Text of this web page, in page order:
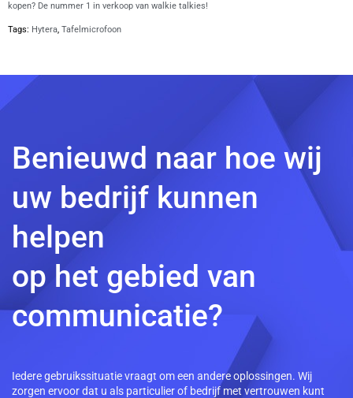
kopen? De nummer 1 in verkoop van walkie talkies!
Tags: Hytera, Tafelmicrofoon
Benieuwd naar hoe wij
uw bedrijf kunnen
helpen
op het gebied van
communicatie?
Iedere gebruikssituatie vraagt om een andere oplossingen. Wij
zorgen ervoor dat u als particulier of bedrijf met vertrouwen kunt